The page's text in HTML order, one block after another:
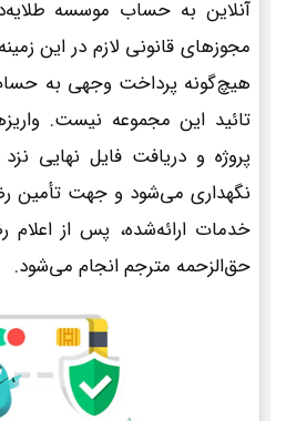
آنلاین به حساب موسسه
مجوزهای قانونی لازم در این
هیچ‌گونه پرداخت وجهی به
تائید این مجموعه نیست.
پروژه و دریافت فایل نهایی
نگهداری می‌شود و جهت تأمین
خدمات ارائه‌شده، پس از
حق‌الزحمه مترجم انجام می‌شود.